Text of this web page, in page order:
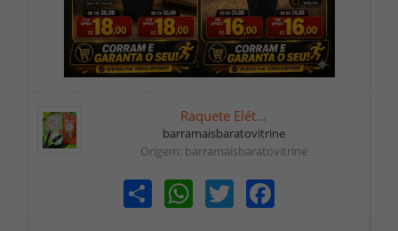
Raquete Elét...
barramaisbaratovitrine
Origem: barramaisbaratovitrine
Share WhatsAppTwitter Facebook